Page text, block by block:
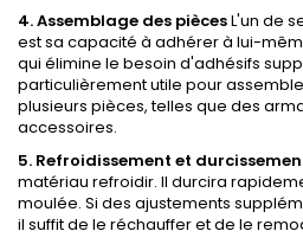
4. Assemblage des piècesL'un de
est sa capacité à adhérer à lui-
qui élimine le besoin d'adhésifs
particulièrement utile pour
plusieurs pièces, telles que des
accessoires.
5. Refroidissement et
matériau refroidir. Il durcira
moulée. Si des ajustements
il suffit de le réchauffer et de le